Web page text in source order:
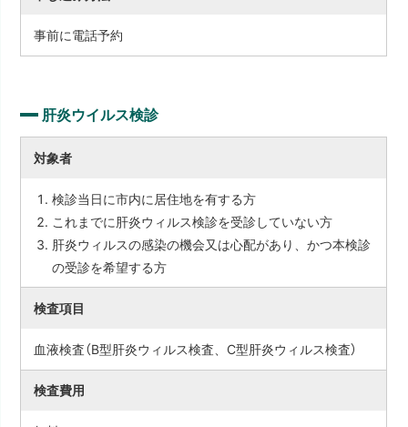
事前に電話予約
肝炎ウイルス検診
対象者
検診当日に市内に居住地を有する方
これまでに肝炎ウィルス検診を受診していない方
肝炎ウィルスの感染の機会又は心配があり、かつ本検診
の受診を希望する方
検査項目
血液検査（B型肝炎ウィルス検査、C型肝炎ウィルス検査）
検査費用